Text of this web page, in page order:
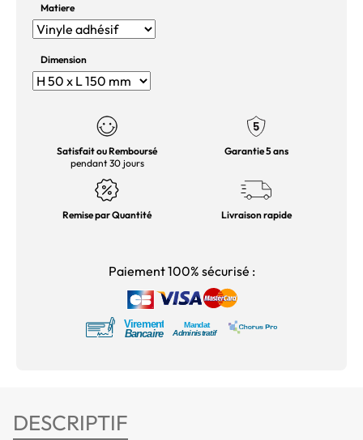
Matiere
Dimension
Satisfait ou Remboursé
pendant 30 jours
Garantie 5 ans
Remise par Quantité Livraison rapide
Paiement 100% sécurisé :
DESCRIPTIF